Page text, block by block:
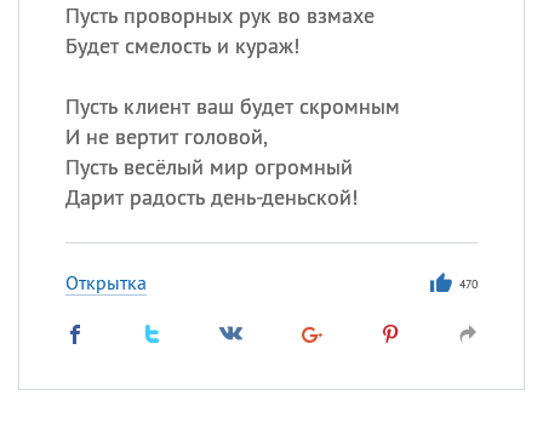
Пусть проворных рук во взмахе
Будет смелость и кураж!
Пусть клиент ваш будет скромным
И не вертит головой,
Пусть весёлый мир огромный
Дарит радость день-деньской!
Открытка 470